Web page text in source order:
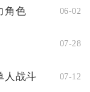
角色 06-02
07-28
人战斗 07-12